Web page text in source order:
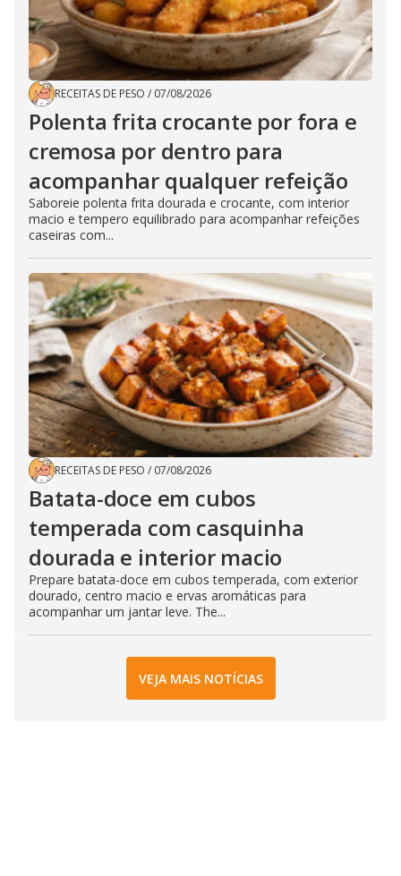
RECEITAS DE PESO / 07/08/2026
Polenta frita crocante por fora e
cremosa por dentro para
acompanhar qualquer refeição
Saboreie polenta frita dourada e crocante, com interior
macio e tempero equilibrado para acompanhar refeições
caseiras com...
RECEITAS DE PESO / 07/08/2026
Batata-doce em cubos
temperada com casquinha
dourada e interior macio
Prepare batata-doce em cubos temperada, com exterior
dourado, centro macio e ervas aromáticas para
acompanhar um jantar leve. The...
VEJA MAIS NOTÍCIAS